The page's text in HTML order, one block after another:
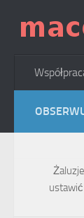
Skip to